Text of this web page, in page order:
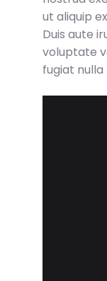
ut aliquip
Duis aute
voluptate
fugiat